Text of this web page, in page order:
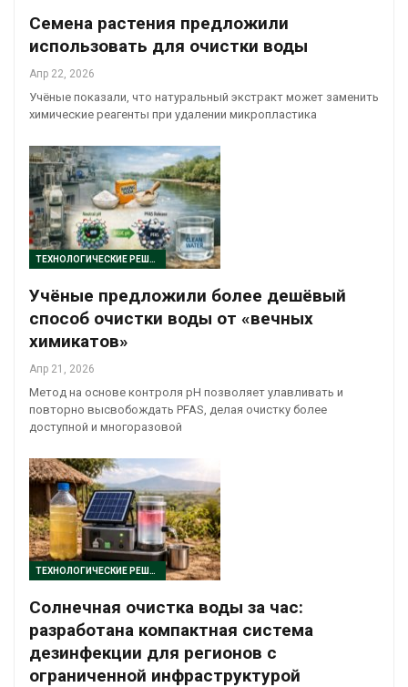
Семена растения предложили
использовать для очистки воды
Апр 22, 2026
Учёные показали, что натуральный экстракт может заменить
химические реагенты при удалении микропластика
ТЕХНОЛОГИЧЕСКИЕ РЕШЕНИЯ
Учёные предложили более дешёвый
способ очистки воды от «вечных
химикатов»
Апр 21, 2026
Метод на основе контроля pH позволяет улавливать и
повторно высвобождать PFAS, делая очистку более
доступной и многоразовой
ТЕХНОЛОГИЧЕСКИЕ РЕШЕНИЯ
Солнечная очистка воды за час:
разработана компактная система
дезинфекции для регионов с
ограниченной инфраструктурой